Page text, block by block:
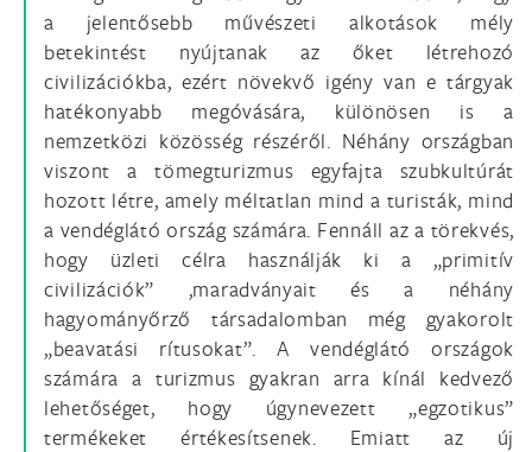
a jelentősebb művészeti alkotások mély
betekintést nyújtanak az őket létrehozó
civilizációkba, ezért növekvő igény van e tárgyak
hatékonyabb megóvására, különösen is a
nemzetközi közösség részéről. Néhány országban
viszont a tömegturizmus egyfajta szubkultúrát
hozott létre, amely méltatlan mind a turisták, mind
a vendéglátó ország számára. Fennáll az a törekvés,
hogy üzleti célra használják ki a „primitív
civilizációk” ,maradványait és a néhány
hagyományőrző társadalomban még gyakorolt
„beavatási rítusokat”. A vendéglátó országok
számára a turizmus gyakran arra kínál kedvező
lehetőséget, hogy úgynevezett „egzotikus”
termékeket értékesítsenek. Emiatt az új